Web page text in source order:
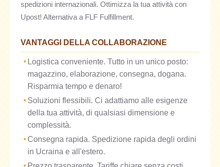
spedizioni internazionali. Ottimizza la tua attività con
Upost! Alternativa a FLF Fulfillment.
VANTAGGI DELLA COLLABORAZIONE
Logistica conveniente. Tutto in un unico posto:
magazzino, elaborazione, consegna, dogana.
Risparmia tempo e denaro!
Soluzioni flessibili. Ci adattiamo alle esigenze
della tua attività, di qualsiasi dimensione e
complessità.
Consegna rapida. Spedizione rapida degli ordini
in Ucraina e all'estero.